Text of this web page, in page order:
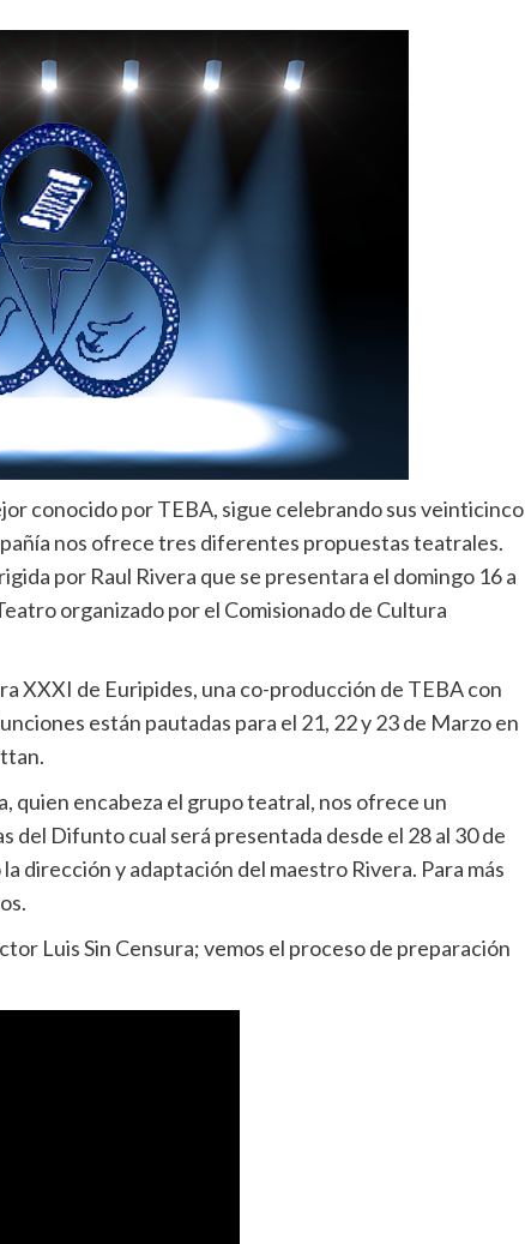
conocido por TEBA, sigue celebrando sus veinticinco
nos ofrece tres diferentes propuestas teatrales.
por Raul Rivera que se presentara el domingo 16 a
organizado por el Comisionado de Cultura
XXXI de Euripides, una co-producción de TEBA con
están pautadas para el 21, 22 y 23 de Marzo en
quien encabeza el grupo teatral, nos ofrece un
del Difunto cual será presentada desde el 28 al 30 de
dirección y adaptación del maestro Rivera. Para más
Luis Sin Censura; vemos el proceso de preparación